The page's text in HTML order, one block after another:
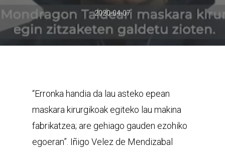
2020-04-07
“Erronka handia da lau asteko epean
maskara kirurgikoak egiteko lau makina
fabrikatzea; are gehiago gauden ezohiko
egoeran”. Iñigo Velez de Mendizabal